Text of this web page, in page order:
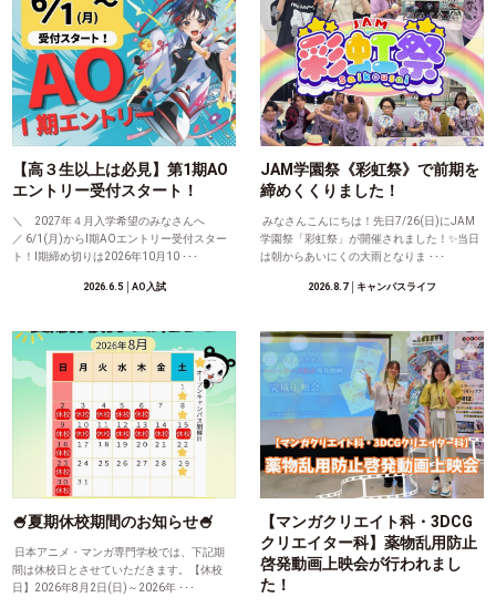
【高３生以上は必見】第1期AO
エントリー受付スタート！
＼ 2027年４月入学希望のみなさんへ
／ 6/1(月)からⅠ期AOエントリー受付スター
ト！Ⅰ期締め切りは2026年10月10 ･･･
2026.6.5│AO入試
JAM学園祭《彩虹祭》で前期を
締めくくりました！
みなさんこんにちは！先日7/26(日)にJAM
学園祭「彩虹祭」が開催されました！✨当日
は朝からあいにくの大雨となりま ･･･
2026.8.7│キャンパスライフ
🍧夏期休校期間のお知らせ🍧
日本アニメ・マンガ専門学校では、下記期
間は休校日とさせていただきます。【休校
日】2026年8月2日(日)～2026年 ･･･
【マンガクリエイト科・3DCG
クリエイター科】薬物乱用防止
啓発動画上映会が行われまし
た！